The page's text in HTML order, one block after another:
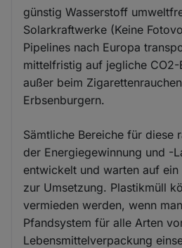
günstig Wasserstoff
Solarkraftwerke (Keine
Pipelines nach Europa
mittelfristig auf jegliche CO2-
außer beim
Erbsenburgern.
Sämtliche Bereiche für diese
der Energiegewinnung und -
entwickelt und warten auf
zur Umsetzung. Plastikmüll
vermieden werden, wenn
Pfandsystem für alle Arten
Lebensmittelverpackung